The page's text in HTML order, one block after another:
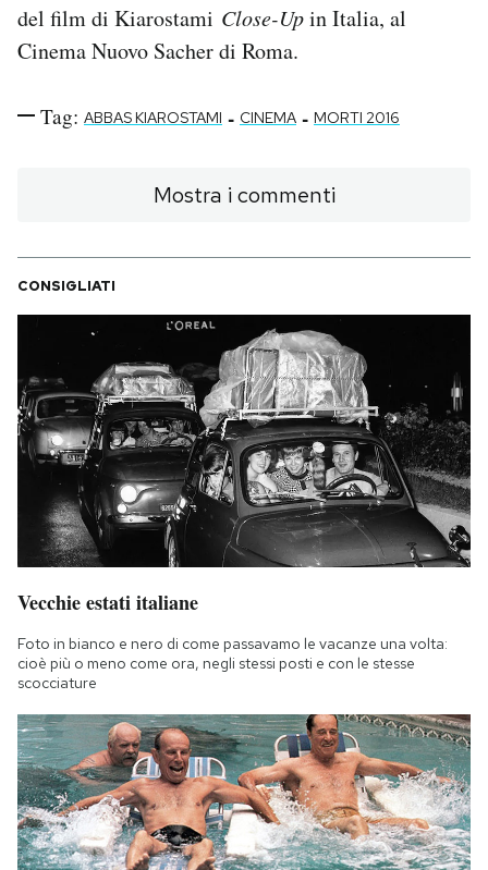
del film di Kiarostami Close-Upin Italia, al
Cinema Nuovo Sacher di Roma.
Tag: ABBAS KIAROSTAMI - CINEMA - MORTI 2016
Mostra i commenti
CONSIGLIATI
Vecchie estati italiane
Foto in bianco e nero di come passavamo le vacanze una volta:
cioè più o meno come ora, negli stessi posti e con le stesse
scocciature